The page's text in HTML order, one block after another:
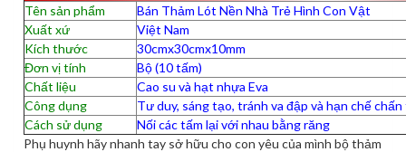
Tên sản phẩm
Bán Thảm Lót Nền Nhà Trẻ Hình Con Vật
Xuất xứ
Việt Nam
Kích thước
30cmx30cmx10mm
Đơn vị tính
Bộ (10 tấm)
Chất liệu
Cao su và hạt nhựa Eva
Công dụng
Tư duy, sáng tạo, tránh va đập và hạn chế
Cách sử dụng
Nối các tấm lại với nhau bằng răng
Phụ huynh hãy nhanh tay sở hữu cho con yêu của mình bộ thảm